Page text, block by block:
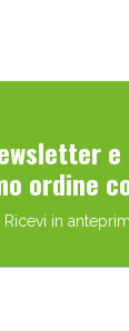
ordine
Ricevi in